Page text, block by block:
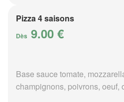
Pizza 4 saisons
Dès 9.00 €
Base sauce tomate,
champignons, poivrons, oeuf,